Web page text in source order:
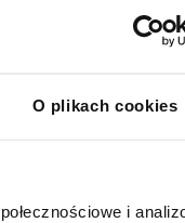
O plikach cookies
i
się
Twoje